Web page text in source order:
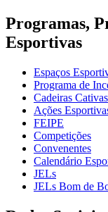
Programas,
Esportivas
Espaços
Programa de
Cadeiras Cativas
Ações
FEIPE
Competições
Convenentes
Calendário
JELs
JELs Bom de